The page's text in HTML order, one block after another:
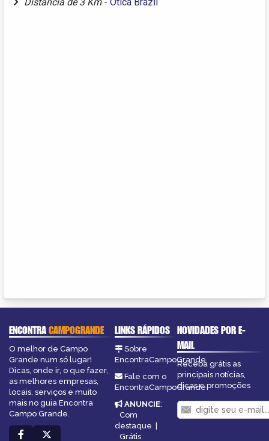
ENCONTRACAMPOGRANDE
O melhor de Campo
Grande num só lugar!
Dicas, onde ir, o que fazer,
as melhores empresas,
locais, serviços e muito
mais no guia Encontra
Campo Grande.
LINKS RÁPIDOS
Sobre
EncontraCampoGrande
Fale com o
EncontraCampoGrande
ANUNCIE:
Com
destaque |
Grátis
NOVIDADES POR E-
MAIL
Receba grátis as
principais notícias,
dicas e promoções